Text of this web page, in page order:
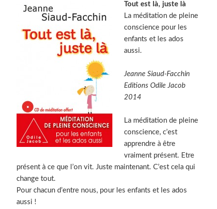
Tout est là, juste là
La méditation de pleine
conscience pour les
enfants et les ados
aussi.
Jeanne Siaud-Facchin
Editions Odile Jacob
2014
La méditation de pleine
conscience, c’est
apprendre à être
vraiment présent. Etre
présent à ce que l’on vit. Juste maintenant. C’est cela qui
change tout.
Pour chacun d’entre nous, pour les enfants et les ados
aussi !